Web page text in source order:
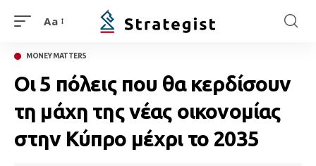
Aa
MONEY MATTERS
Οι 5 πόλεις που θα κερδίσουν
τη μάχη της νέας οικονομίας
στην Κύπρο μέχρι το 2035